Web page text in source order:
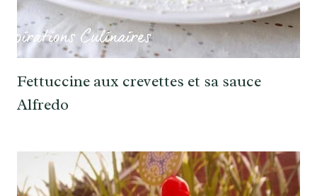
Fettuccine aux crevettes et sa sauce
Alfredo